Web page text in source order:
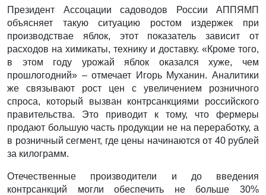
Президент Ассоцации садоводов России АППЯМП
объясняет такую ситуацию ростом издержек при
производствае яблок, этот показатель зависит от
расходов на химикаты, технику и доставку. «Кроме того,
в этом году урожай яблок оказался хуже, чем
прошлогодний» – отмечает Игорь Муханин. Аналитики
же связывают рост цен с увеличением розничного
спроса, который вызван контрсанкциями российского
правительства. Это приводит к тому, что фермеры
продают большую часть продукции не на переработку, а
в розничный сегмент, где цены начинаются от 40 рублей
за килограмм.
Отечественные производители и до введения
контрсанкций могли обеспечить не больше 30%